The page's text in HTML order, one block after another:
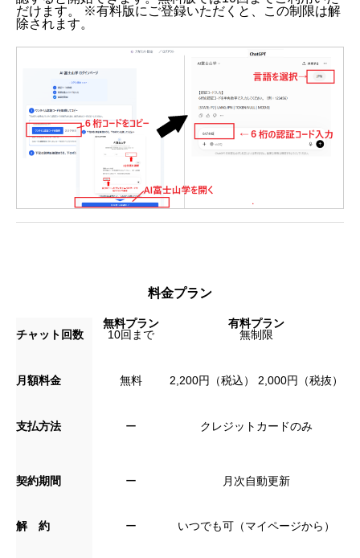
だけます。 ※有料版にご登録いただくと、この制限は解
除されます。
料金プラン
無料プラン
有料プラン
チャット回数
10回まで 無制限
月額料金 無料 2,200円（税込） 2,000円（税抜）
支払方法 ー クレジットカードのみ
契約期間 ー 月次自動更新
解 約 ー いつでも可（マイページから）